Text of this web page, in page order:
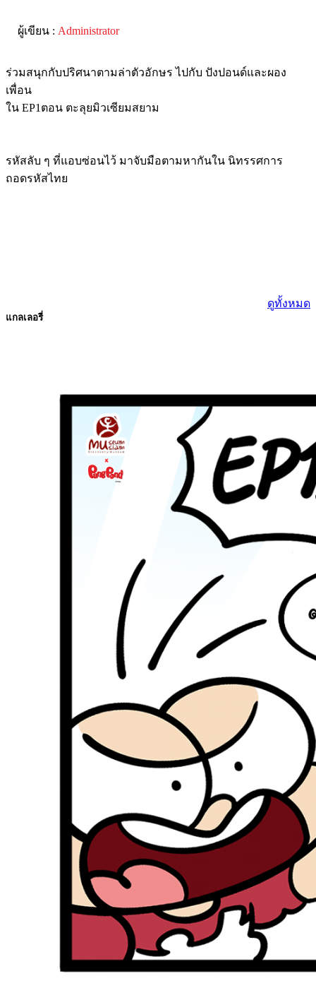
ผู้เขียน : Administrator
ร่วมสนุกกับปริศนาตามล่าตัวอักษร ไปกับ ปังปอนด์และผอง
เพื่อน
ใน EP1ตอน ตะลุยมิวเซียมสยาม
รหัสลับ ๆ ที่แอบซ่อนไว้ มาจับมือตามหากันใน นิทรรศการ
ถอดรหัสไทย
แกลเลอรี่
ดูทั้งหมด